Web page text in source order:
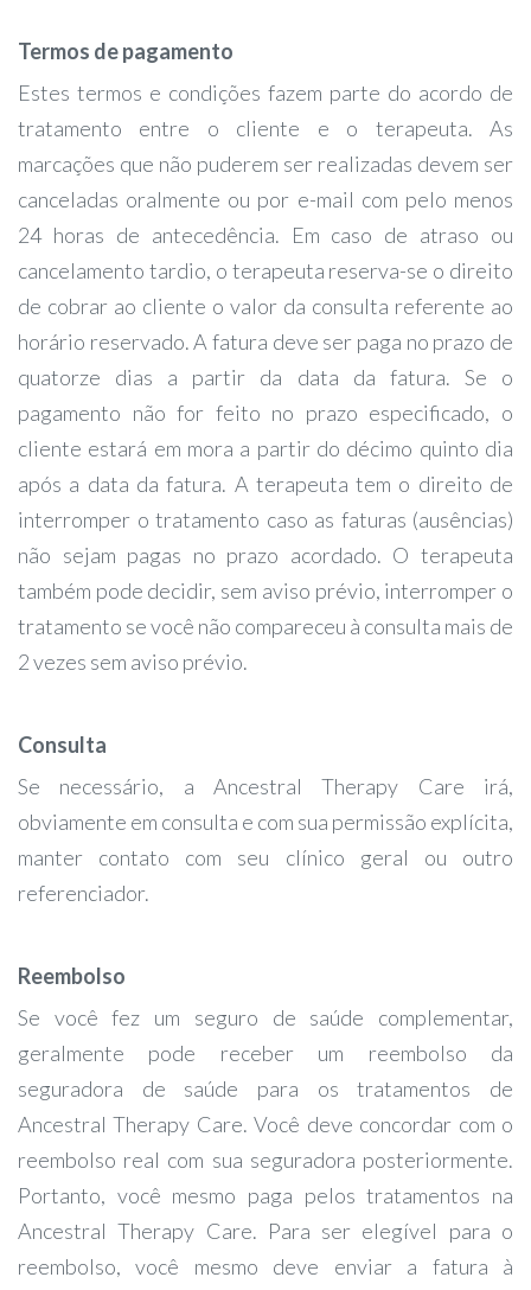
Termos de pagamento
Estes termos e condições fazem parte do acordo de
tratamento entre o cliente e o terapeuta. As
marcações que não puderem ser realizadas devem ser
canceladas oralmente ou por e-mail com pelo menos
24 horas de antecedência. Em caso de atraso ou
cancelamento tardio, o terapeuta reserva-se o direito
de cobrar ao cliente o valor da consulta referente ao
horário reservado. A fatura deve ser paga no prazo de
quatorze dias a partir da data da fatura. Se o
pagamento não for feito no prazo especificado, o
cliente estará em mora a partir do décimo quinto dia
após a data da fatura. A terapeuta tem o direito de
interromper o tratamento caso as faturas (ausências)
não sejam pagas no prazo acordado. O terapeuta
também pode decidir, sem aviso prévio, interromper o
tratamento se você não compareceu à consulta mais de
2 vezes sem aviso prévio.
Consulta
Se necessário, a Ancestral Therapy Care irá,
obviamente em consulta e com sua permissão explícita,
manter contato com seu clínico geral ou outro
referenciador.
Reembolso
Se você fez um seguro de saúde complementar,
geralmente pode receber um reembolso da
seguradora de saúde para os tratamentos de
Ancestral Therapy Care. Você deve concordar com o
reembolso real com sua seguradora posteriormente.
Portanto, você mesmo paga pelos tratamentos na
Ancestral Therapy Care. Para ser elegível para o
reembolso, você mesmo deve enviar a fatura à